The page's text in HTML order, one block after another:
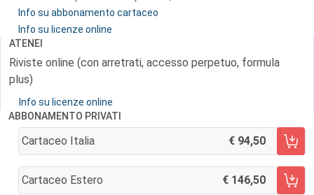
Info su abbonamento cartaceo
Info su licenze online
ATENEI
Riviste online (con arretrati, accesso perpetuo, formula
plus)
Info su licenze online
ABBONAMENTO PRIVATI
Cartaceo Italia 94,50
AGGIUNGI AL CARRELLO
Cartaceo Estero 146,50
AGGIUNGI AL CARRELLO